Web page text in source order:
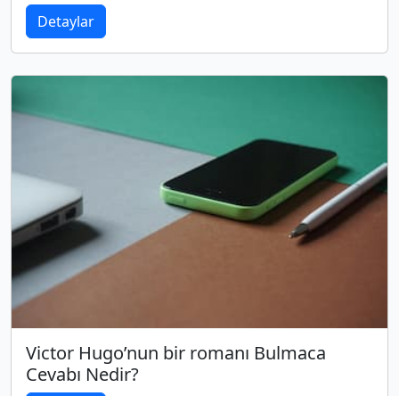
Detaylar
Victor Hugo’nun bir romanı Bulmaca
Cevabı Nedir?